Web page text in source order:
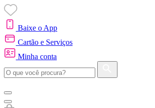
Baixe o App
Cartão e Serviços
Minha conta